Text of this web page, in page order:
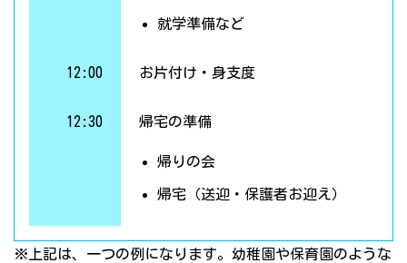
就学準備など
12:00 お片付け・身支度
12:30 帰宅の準備
帰りの会
帰宅（送迎・保護者お迎え）
※上記は、一つの例になります。幼稚園や保育園のような